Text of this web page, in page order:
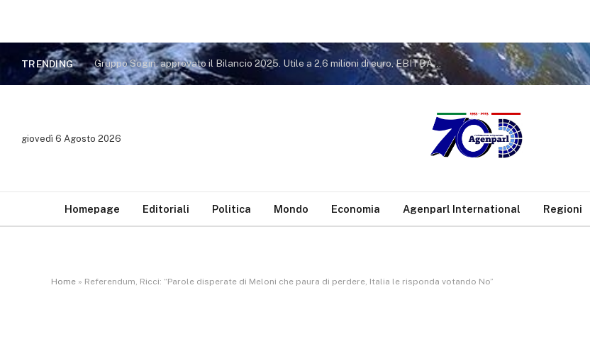
TRENDING Gruppo Sogin: approvato il Bilancio 2025. Utile a 2,6 milioni di euro, EBITDA a 26,7 milioni. Avanzamento del decommissioning al 47,7%
giovedì 6 Agosto 2026
Homepage Editoriali Politica Mondo Economia Agenparl International Regioni
Home » Referendum, Ricci: “Parole disperate di Meloni che paura di perdere, Italia le risponda votando No”